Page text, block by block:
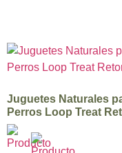
Juguetes Naturales
Perros Loop Treat